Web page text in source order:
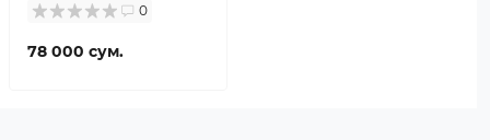
0
78 000 сум.